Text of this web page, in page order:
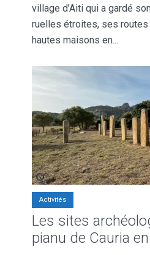
village d’Aiti qui a gardé
ruelles étroites, ses
hautes maisons en...
Activités
Les sites
pianu de Cauria